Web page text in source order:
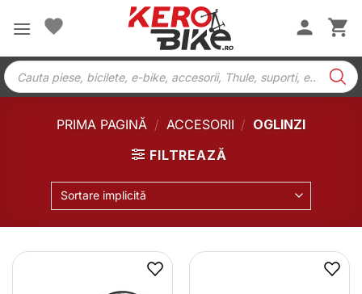
Products
search
PRIMA PAGINĂ / ACCESORII / OGLINZI
FILTREAZĂ
Sortare implicită